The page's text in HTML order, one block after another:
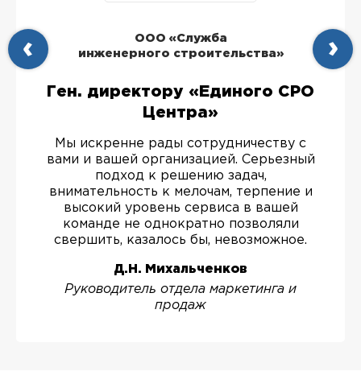
ООО «Служба
инженерного строительства»
Ген. директору «Единого СРО
Центра»
Мы искренне рады сотрудничеству с
вами и вашей организацией. Серьезный
подход к решению задач,
внимательность к мелочам, терпение и
высокий уровень сервиса в вашей
команде не однократно позволяли
свершить, казалось бы, невозможное.
Д.Н. Михальченков
Руководитель отдела маркетинга и
продаж